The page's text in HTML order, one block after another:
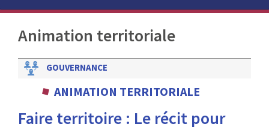
c
e
RENCONTRES
Animation territoriale
GOUVERNANCE
ANIMATION TERRITORIALE
Faire territoire : Le récit pour